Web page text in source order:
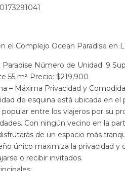
el Complejo Ocean Paradise en
Número de Unidad: 9
55 m² Precio: $219,900
– Máxima Privacidad y
de esquina está ubicada en el
entre los viajeros por su
Con ningún vecino en la
de un espacio más
único maximiza la privacidad y
o recibir invitados.